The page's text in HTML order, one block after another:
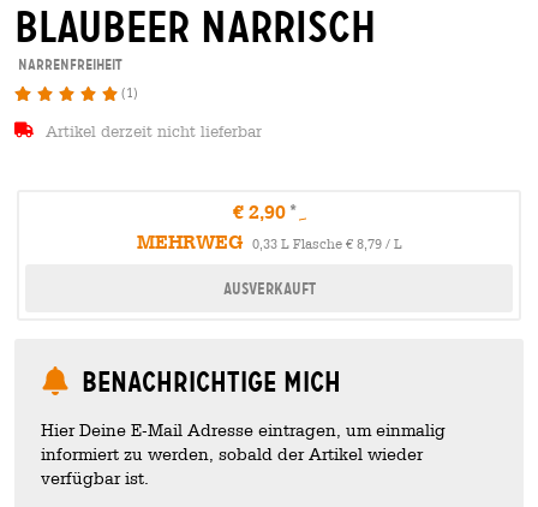
blaubeer narrisch
Narrenfreiheit
(1)
Artikel derzeit nicht lieferbar
€ 2,90
MEHRWEG
0,33 L Flasche € 8,79 / L
Ausverkauft
Benachrichtige mich
Hier Deine E-Mail Adresse eintragen, um einmalig
informiert zu werden, sobald der Artikel wieder
verfügbar ist.